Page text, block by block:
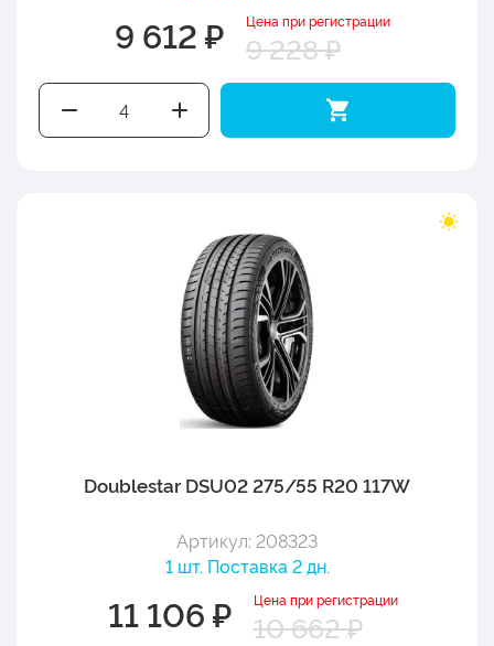
9 612 ₽ Цена при регистрации
9 228 ₽
Doublestar DSU02 275/55 R20 117W
Артикул: 208323
1 шт. Поставка 2 дн.
11 106 ₽ Цена при регистрации
10 662 ₽